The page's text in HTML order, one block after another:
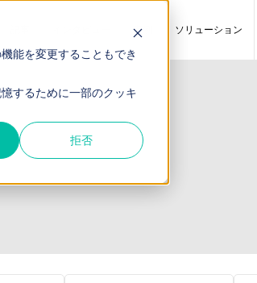
能を変更することもでき
するために一部のクッキ
拒否
事例 ソリューション